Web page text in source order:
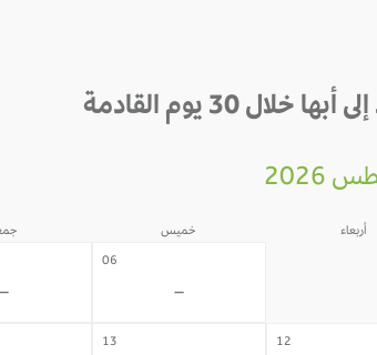
30 يوم القادمة
2026
أربعاء خميس
06
-
-
12
13